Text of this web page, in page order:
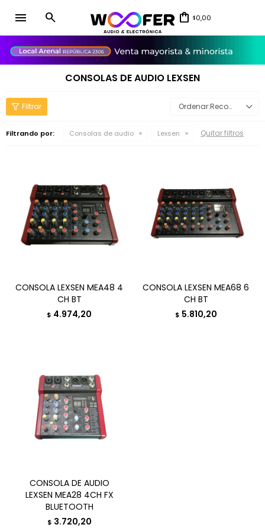
menu $0,00
CONSOLAS DE AUDIO LEXSEN
Recomendados
Filtrando por: Consolas de audio Lexsen Quitar filtros
CONSOLA LEXSEN MEA48 4
CH BT
$ 4.974,20
CONSOLA LEXSEN MEA68 6
CH BT
$ 5.810,20
CONSOLA DE AUDIO
LEXSEN MEA28 4CH FX
BLUETOOTH
$ 3.720,20
close